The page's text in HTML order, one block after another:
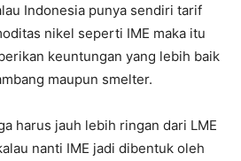
Indonesia punya sendiri tarif
nikel seperti IME maka itu
keuntungan yang lebih baik
maupun smelter.
harus jauh lebih ringan dari LME
nanti IME jadi dibentuk oleh